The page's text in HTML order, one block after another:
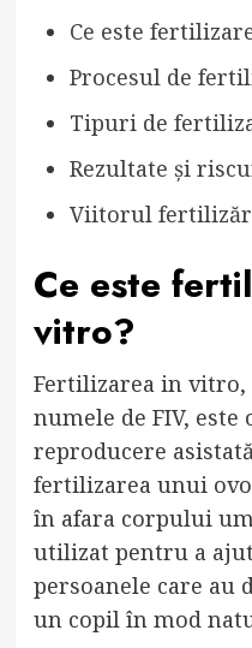
Ce este
Procesul de
Tipuri de
Rezultate și
Viitorul
Ce este
vitro?
Fertilizarea in vitro,
numele de FIV, este
reproducere
fertilizarea unui
în afara corpului
utilizat pentru a
persoanele care au
un copil în mod